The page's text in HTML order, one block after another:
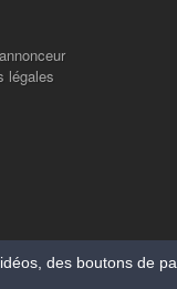
légales
des boutons de